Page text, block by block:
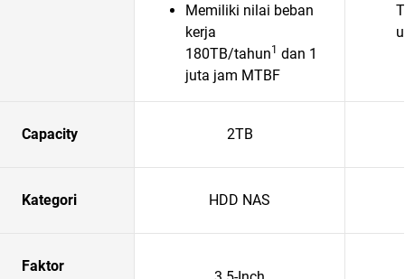
Memiliki nilai beban
kerja
180TB/tahun1 dan 1
juta jam MTBF
Capacity 2TB
Kategori HDD NAS
Faktor